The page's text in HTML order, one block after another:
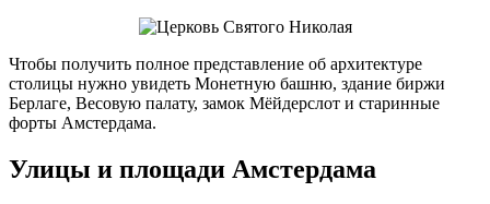
Чтобы получить полное представление об архитектуре
столицы нужно увидеть Монетную башню, здание биржи
Берлаге, Весовую палату, замок Мёйдерслот и старинные
форты Амстердама.
Улицы и площади Амстердама